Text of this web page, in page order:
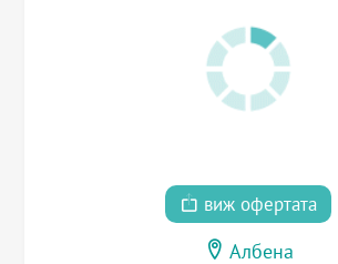
виж офертата
Албена